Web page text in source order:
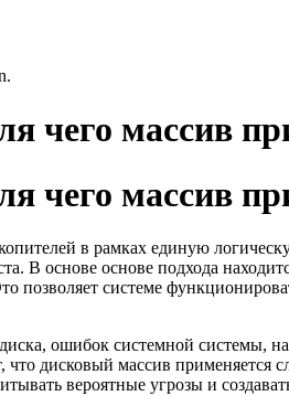
чего массив
чего массив
в рамках единую
В основе основе подхода
системе
ошибок системной системы,
что дисковый массив применяется
вероятные угрозы и